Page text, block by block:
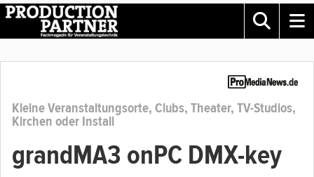
Kleine Veranstaltungsorte, Clubs, Theater, TV-Studios,
Kirchen oder Install
grandMA3 onPC DMX-key